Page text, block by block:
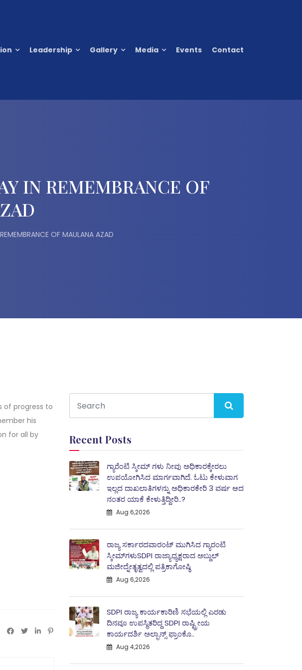
Leadership Gallery Media Events Contact
IN REMEMBRANCE OF
OF MAULANA AZAD
of progress to
his
for all by
Recent Posts
ಗ್ಯಾರೆಂಟಿ ಸ್ಕೀಮ್ ಗಳು ನೀವು ಅಧಿಕಾರಕ್ಕೇರಲು
ಉಪಯೋಗಿಸಿದ ಮಾರ್ಗವಾಗಿದೆ. ಓಟು ಕೇಳುವಾಗ
ಇಲ್ಲದ ದಾಖಲಾತಿಗಳನ್ನು ಅಧಿಕಾರಕೇರಿ 3 ವರ್ಷ ಆದ
ನಂತರ ಯಾಕೆ ಕೇಳುತ್ತಿದ್ದೀರಿ..?
Aug 6,2026
ರಾಜ್ಯ ಸರ್ಕಾರದವಾರಂಟ್ ಮುಗಿಸಿದ ಗ್ಯಾರಂಟಿ
ಸ್ಕೀಮ್‌ಗಳುSDPI ರಾಜ್ಯಾಧ್ಯಕ್ಷರಾದ ಅಬ್ದುಲ್
ಮಜೀದ್ನೇತೃತ್ವದಲ್ಲಿ ಪತ್ರಿಕಾಗೋಷ್ಠಿ
Aug 6,2026
SDPI ರಾಜ್ಯ ಕಾರ್ಯಕಾರಿಣಿ ಸಭೆಯಲ್ಲಿ ಎರಡು
ದಿನವೂ ಉಪಸ್ಥಿತರಿದ್ದ SDPI ರಾಷ್ಟ್ರೀಯ
ಕಾರ್ಯದರ್ಶಿ ಅಲ್ಫಾನ್ಸ್ ಫ್ರಾಂಕೊ..
Aug 4,2026